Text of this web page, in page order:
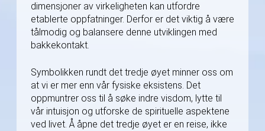
dimensjoner av virkeligheten kan utfordre
etablerte oppfatninger. Derfor er det viktig å være
tålmodig og balansere denne utviklingen med
bakkekontakt.
Symbolikken rundt det tredje øyet minner oss om
at vi er mer enn vår fysiske eksistens. Det
oppmuntrer oss til å søke indre visdom, lytte til
vår intuisjon og utforske de spirituelle aspektene
ved livet. Å åpne det tredje øyet er en reise, ikke